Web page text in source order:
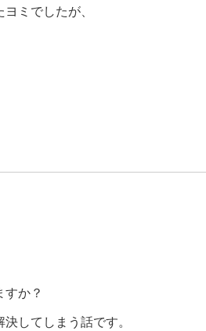
ミでしたが、
か？
してしまう話です。